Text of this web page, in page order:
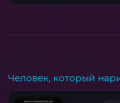
Человек, который